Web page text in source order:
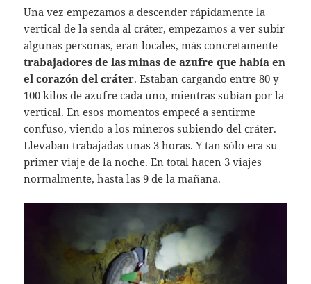
Una vez empezamos a descender rápidamente la
vertical de la senda al cráter, empezamos a ver subir
algunas personas, eran locales, más concretamente
trabajadores de las minas de azufre que había en
el corazón del cráter. Estaban cargando entre 80 y
100 kilos de azufre cada uno, mientras subían por la
vertical. En esos momentos empecé a sentirme
confuso, viendo a los mineros subiendo del cráter.
Llevaban trabajadas unas 3 horas. Y tan sólo era su
primer viaje de la noche. En total hacen 3 viajes
normalmente, hasta las 9 de la mañana.